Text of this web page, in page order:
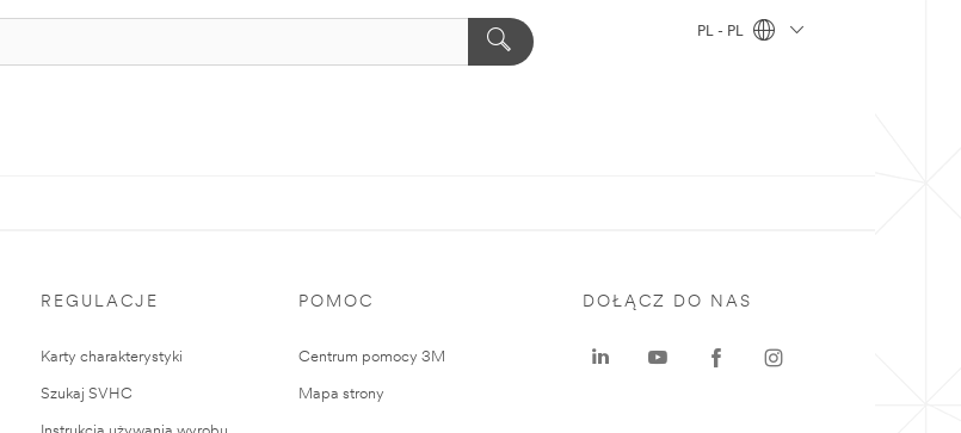
PL - PL
REGULACJE
Karty charakterystyki
Szukaj SVHC
POMOC
Centrum pomocy 3M
Mapa strony
DOŁĄCZ DO NAS